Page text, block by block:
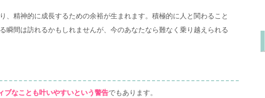
、精神的に成長するための余裕が生まれます。積極的に人と関わること
瞬間は訪れるかもしれませんが、今のあなたなら難なく乗り越えられる
ブなことも叶いやすいという警告でもあります。